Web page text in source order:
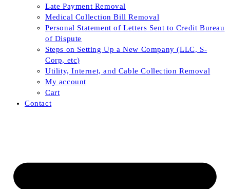
Late Payment Removal
Medical Collection Bill Removal
Personal Statement of Letters Sent to Credit Bureau
of Dispute
Steps on Setting Up a New Company (LLC, S-
Corp, etc)
Utility, Internet, and Cable Collection Removal
My account
Cart
Contact